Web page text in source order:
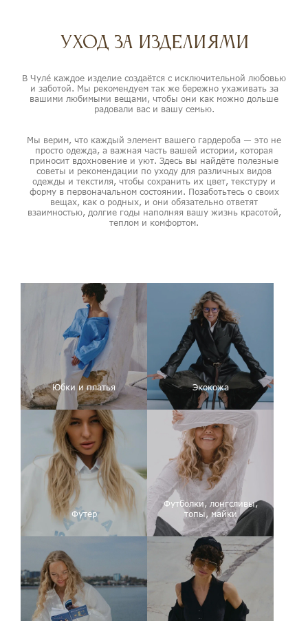
Уход за изделиями
В Чулé каждое изделие создаётся с исключительной любовью
и заботой. Мы рекомендуем так же бережно ухаживать за
вашими любимыми вещами, чтобы они как можно дольше
радовали вас и вашу семью.
Мы верим, что каждый элемент вашего гардероба — это не
просто одежда, а важная часть вашей истории, которая
приносит вдохновение и уют. Здесь вы найдёте полезные
советы и рекомендации по уходу для различных видов
одежды и текстиля, чтобы сохранить их цвет, текстуру и
форму в первоначальном состоянии. Позаботьтесь о своих
вещах, как о родных, и они обязательно ответят
взаимностью, долгие годы наполняя вашу жизнь красотой,
теплом и комфортом.
Юбки и платья Экокожа
Футер
Футболки, лонгсливы,
топы, майки